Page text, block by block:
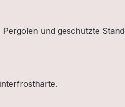
und geschützte